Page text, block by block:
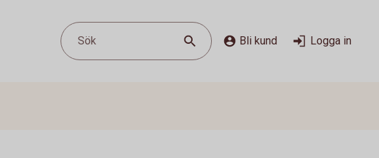
Sök Bli kund Logga in